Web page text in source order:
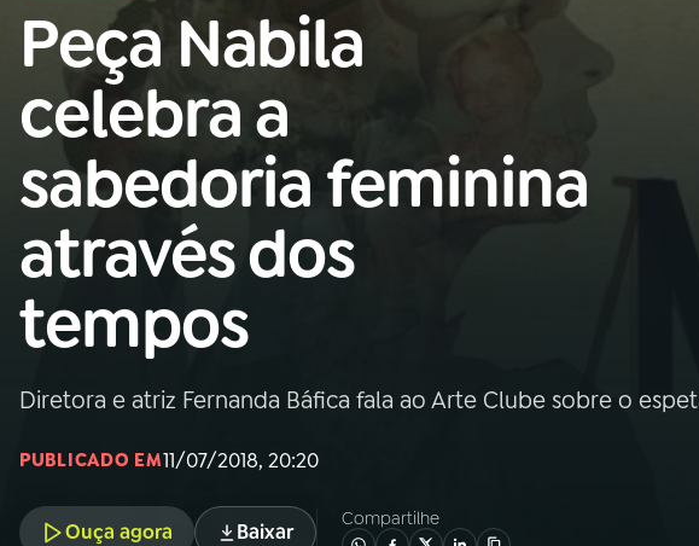
Buscar
na
Rádio
MEC
Início
INÍCIO
02A RÁDIO
03PROGRAMAÇÃO
04 PROGRAMAS
Peça Nabila
celebra a
sabedoria feminina
através dos
tempos
Diretora e atriz Fernanda Báfica fala ao Arte Clube sobre o
PUBLICADO EM11/07/2018, 20:20
Ouça agora Baixar
Compartilhe